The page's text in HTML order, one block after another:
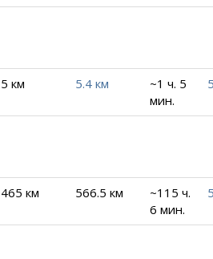
5 км 5.4 км
~1 ч. 5
мин.
465 км 566.5 км
~115 ч.
6 мин.